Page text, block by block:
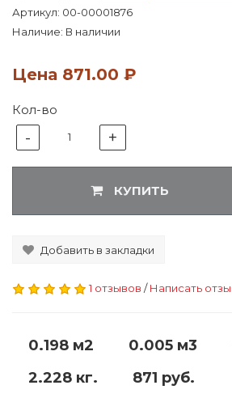
Артикул: 00-00001876
Наличие: В наличии
Цена 871.00 ₽
Кол-во
- 1 +
КУПИТЬ
Добавить в закладки
1 отзывов /Написать
0.198 м2 0.005 м3
2.228 кг.
871 руб.